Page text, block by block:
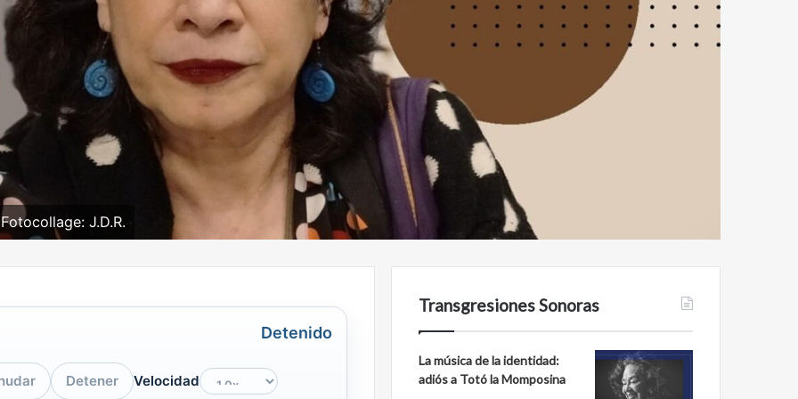
J.D.R.
Detenido
Detener Velocidad
Transgresiones Sonoras
La música de la identidad:
adiós a Totó la Momposina